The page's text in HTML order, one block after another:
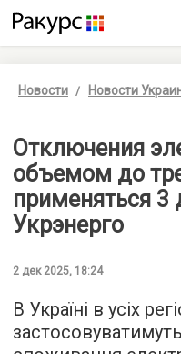
Новости Новости
Отключения
объемом до
применяться 3
Укрэнерго
2 дек 2025, 18:24
В Україні в усіх